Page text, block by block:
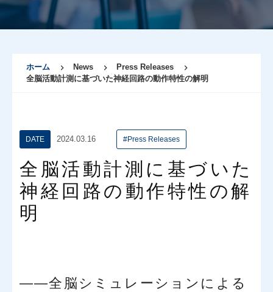
ホーム News
Press Releases
全脳活動計測に基づいた神経回路の動作特性の解明
DATE 2024.03.16 #Press Releases
全脳活動計測に基づいた
神経回路の動作特性の解
明
――全脳シミュレーションによる